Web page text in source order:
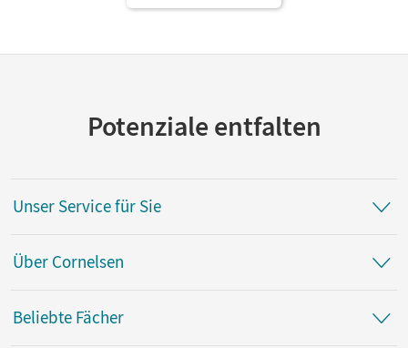
Potenziale entfalten
Unser Service für Sie
Über Cornelsen
Beliebte Fächer